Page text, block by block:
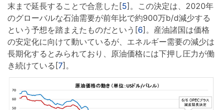
末まで延長することで合意した[5]。この決定は、2020年
のグローバルな石油需要が前年比で約900万b/d減少する
という予想を踏まえたものだという[6]。産油諸国は価格
の安定化に向けて動いているが、エネルギー需要の減少は
長期化するとみられており、原油価格には下押し圧力が働
き続けている[7]。